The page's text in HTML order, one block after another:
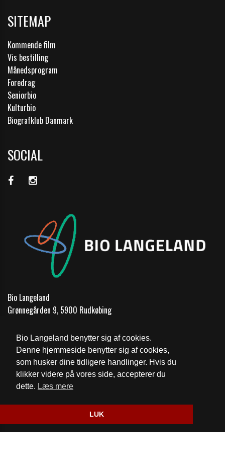
Bio Langeland benytter sig af cookies.
Denne hjemmeside benytter sig af cookies,
som husker dine tidligere handlinger. Hvis du
klikker videre på vores side, accepterer du
dette. Læs mere
LUK
SITEMAP
Kommende film
Vis bestilling
Månedsprogram
Foredrag
Seniorbio
Kulturbio
Biografklub Danmark
SOCIAL
Bio Langeland
Grønnegården 9, 5900 Rudkøbing
Telefon: 62 51 17 00
Email: mail@biolangeland.dk
Cookie- og privatlivspolitik